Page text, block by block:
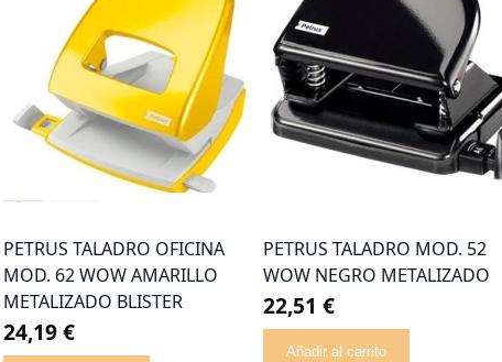
PETRUS TALADRO OFICINA
MOD. 62 WOW AMARILLO
METALIZADO BLISTER
24,19 €
PETRUS TALADRO MOD. 52
WOW NEGRO METALIZADO
22,51 €
Añadir al carrito